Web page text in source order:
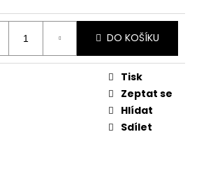
DO KOŠÍKU
Tisk
Zeptat se
Hlídat
Sdílet